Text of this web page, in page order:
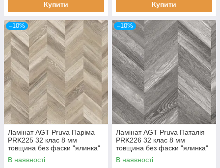
Купити Купити
–10%
Ламінат AGT Pruva Паріма
PRK225 32 клас 8 мм
товщина без фаски "ялинка"
В наявності
–10%
Ламінат AGT Pruva Паталія
PRK226 32 клас 8 мм
товщина без фаски "ялинка"
В наявності